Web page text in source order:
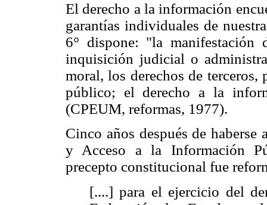
El derecho a la información
garantías individuales de
6° dispone: "la manifestación
inquisición judicial o
moral, los derechos de
público; el derecho a la
(CPEUM, reformas, 1977).
Cinco años después de
y Acceso a la Información
precepto constitucional fue
[....] para el ejercicio del